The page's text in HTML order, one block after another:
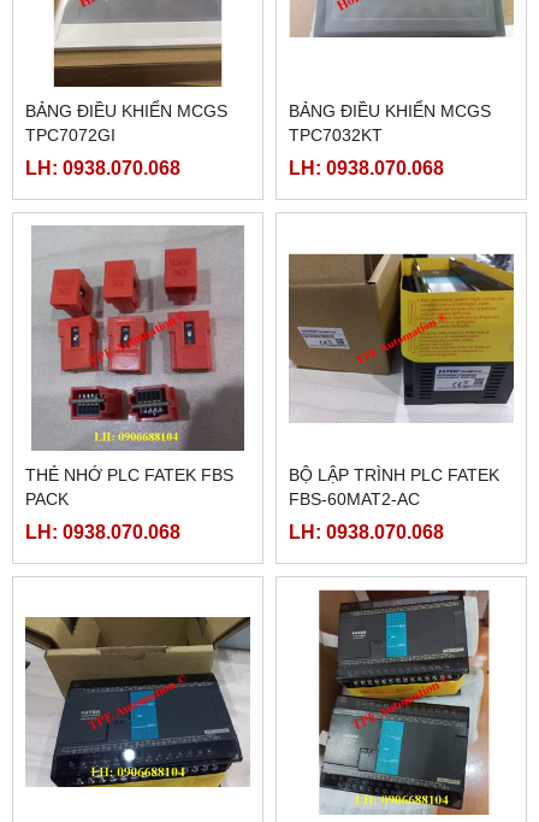
BẢNG ĐIỀU KHIỂN MCGS
TPC7072GI
LH: 0938.070.068
BẢNG ĐIỀU KHIỂN MCGS
TPC7032KT
LH: 0938.070.068
THẺ NHỚ PLC FATEK FBS
PACK
LH: 0938.070.068
BỘ LẬP TRÌNH PLC FATEK
FBS-60MAT2-AC
LH: 0938.070.068